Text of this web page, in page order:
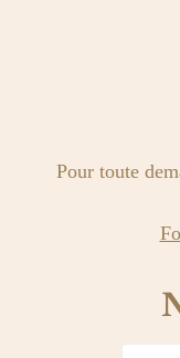
Pour toute